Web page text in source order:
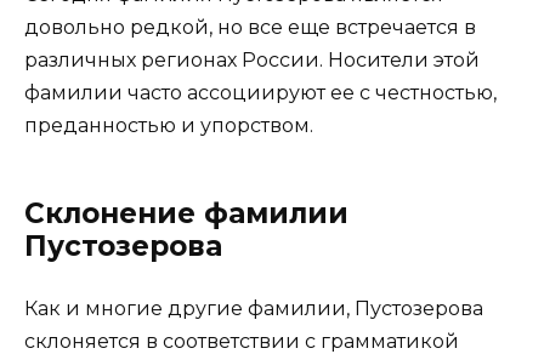
довольно редкой, но все еще встречается в
различных регионах России. Носители этой
фамилии часто ассоциируют ее с честностью,
преданностью и упорством.
Склонение фамилии
Пустозерова
Как и многие другие фамилии, Пустозерова
склоняется в соответствии с грамматикой